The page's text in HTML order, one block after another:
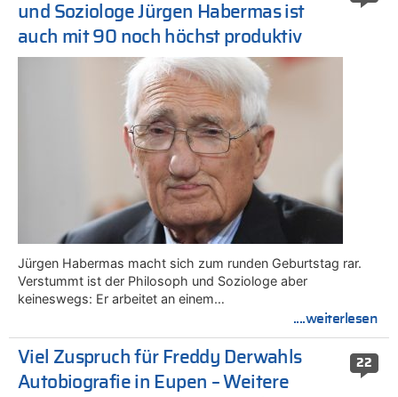
und Soziologe Jürgen Habermas ist
auch mit 90 noch höchst produktiv
Jürgen Habermas macht sich zum runden Geburtstag rar.
Verstummt ist der Philosoph und Soziologe aber
keineswegs: Er arbeitet an einem…
....weiterlesen
22
Viel Zuspruch für Freddy Derwahls
Autobiografie in Eupen – Weitere